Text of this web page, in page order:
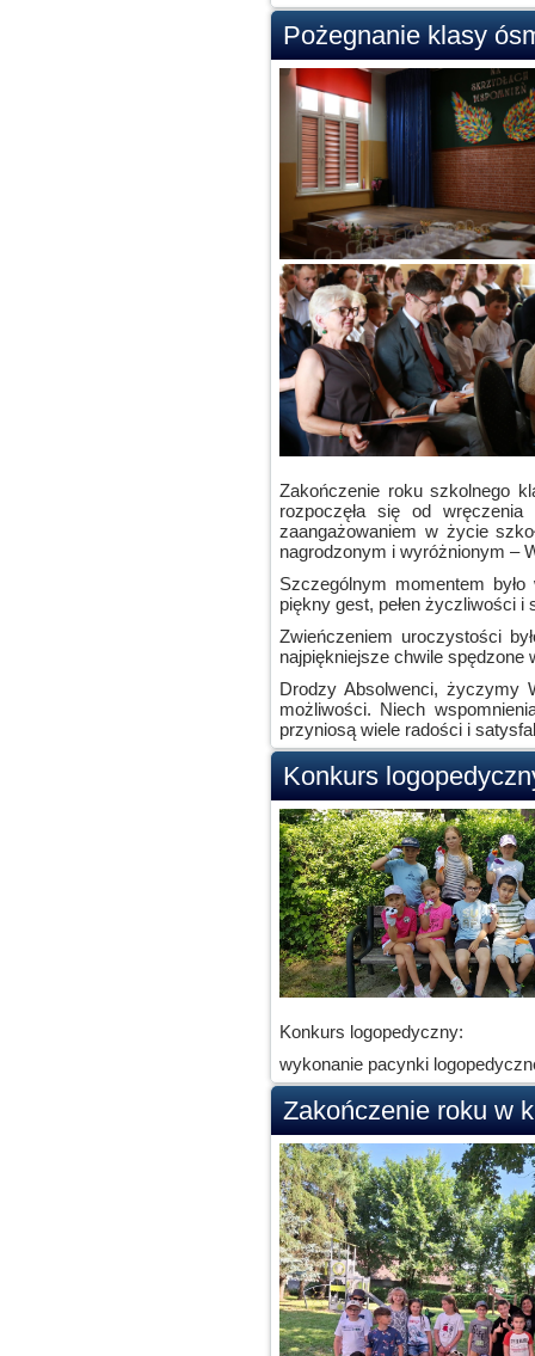
Pożegnanie klasy
Zakończenie roku szkolnego
rozpoczęła się od
zaangażowaniem w życie
nagrodzonym i wyróżnionym –
Szczególnym momentem
piękny gest, pełen życzliwości
Zwieńczeniem uroczystości
najpiękniejsze chwile spędzone
Drodzy Absolwenci, życzymy
możliwości. Niech
przyniosą wiele radości i
Konkurs
Konkurs logopedyczny:
wykonanie pacynki
Zakończenie roku w